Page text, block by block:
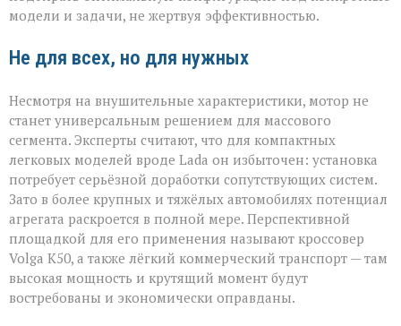
модели и задачи, не жертвуя эффективностью.
Не для всех, но для нужных
Несмотря на внушительные характеристики, мотор не
станет универсальным решением для массового
сегмента. Эксперты считают, что для компактных
легковых моделей вроде Lada он избыточен: установка
потребует серьёзной доработки сопутствующих систем.
Зато в более крупных и тяжёлых автомобилях потенциал
агрегата раскроется в полной мере. Перспективной
площадкой для его применения называют кроссовер
Volga К50, а также лёгкий коммерческий транспорт — там
высокая мощность и крутящий момент будут
востребованы и экономически оправданы.